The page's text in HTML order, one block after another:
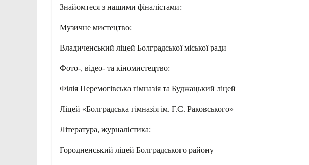
Знайомтеся з нашими фіналістами:
Музичне мистецтво:
Владиченський ліцей Болградської міської ради
Фото-, відео- та кіномистецтво:
Філія Перемогівська гімназія та Буджацький ліцей
Ліцей «Болградська гімназія ім. Г.С. Раковського»
Література, журналістика:
Городненський ліцей Болградського району